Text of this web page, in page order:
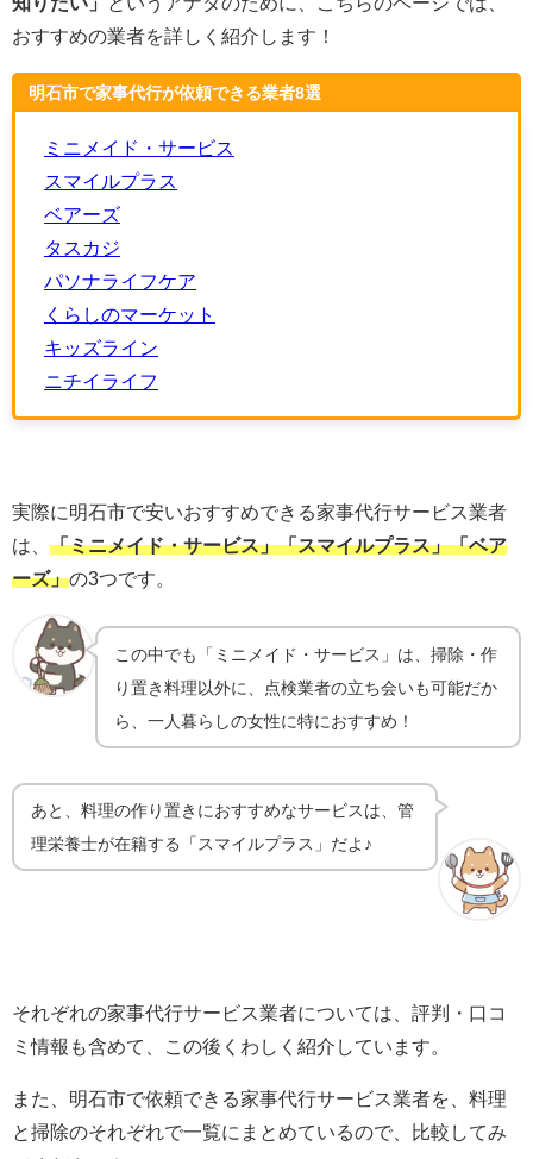
おすすめの業者を詳しく紹介します！
明石市で家事代行が依頼できる業者8選
ミニメイド・サービス
スマイルプラス
ベアーズ
タスカジ
パソナライフケア
くらしのマーケット
キッズライン
ニチイライフ
実際に明石市で安いおすすめできる家事代行サービス業者
は、 「ミニメイド・サービス」「スマイルプラス」「ベア
ーズ」の3つです。
この中でも「 ミニメイド・サービス 」は、掃除・作
り置き料理以外に、
点検業者の立ち会いも可能だか
ら
、一人暮らしの女性に特におすすめ！
あと、料理の作り置きにおすすめなサービス は、管
理栄養士が在籍する 「 スマイルプラス 」だよ♪
それぞれの家事代行サービス業者については、評判・口コ
ミ情報も含めて、この後くわしく紹介しています。
また、明石市で依頼できる家事代行サービス業者を、料理
と掃除のそれぞれで一覧にまとめているので、比較してみ